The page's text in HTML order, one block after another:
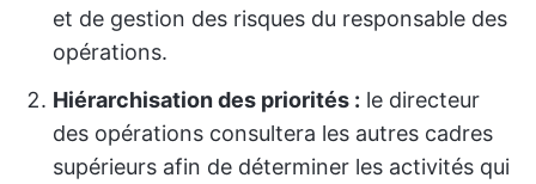
et de gestion des risques du responsable des
opérations.
Hiérarchisation des priorités : le directeur
des opérations consultera les autres cadres
supérieurs afin de déterminer les activités qui